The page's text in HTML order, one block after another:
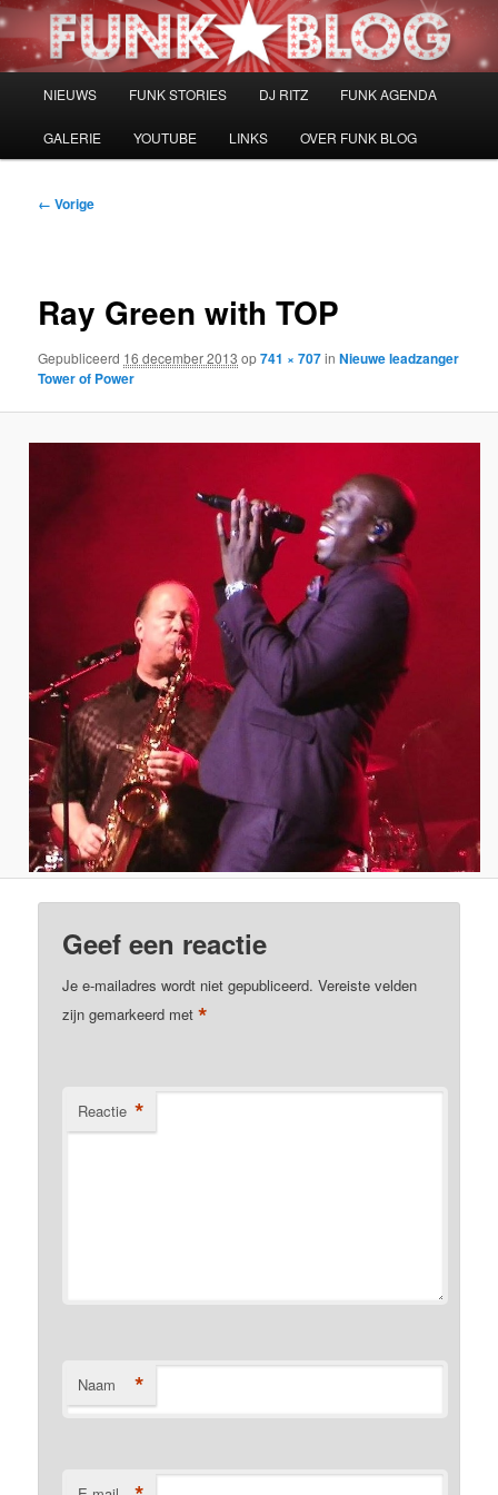
Spring
naar
NIEUWS FUNK STORIES DJ RITZ FUNK AGENDA
GALERIE YOUTUBE LINKS OVER FUNK BLOG
Afbeeldingsnavigatie
← Vorige
Ray Green with TOP
Gepubliceerd 16 december 2013 op741 × 707inNieuwe leadzanger
Tower of Power
Geef een reactie
Je e-mailadres wordt niet gepubliceerd. Vereiste velden
zijn gemarkeerd met*
Reactie *
Naam *